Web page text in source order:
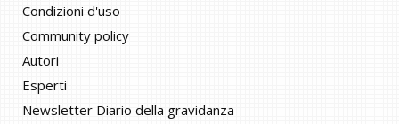
Condizioni d'uso
Community policy
Autori
Esperti
Newsletter Diario della gravidanza